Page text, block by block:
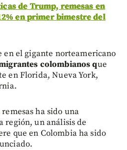
de Trump, remesas en
en primer bimestre del
en el gigante norteamericano
colombianos que
en Florida, Nueva York,
ha sido una
región, un análisis de
que en Colombia ha sido